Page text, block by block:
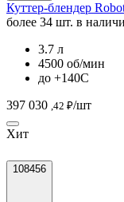
Куттер-блендер
более 34 шт. в
3.7 л
4500 об/мин
до +140С
397 030 ,42 ₽/шт
Хит
108456